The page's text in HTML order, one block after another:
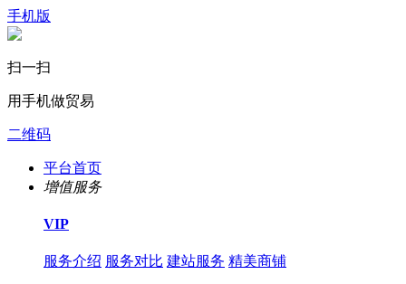
手机版
扫一扫
用手机做贸易
二维码
平台首页
增值服务
VIP
服务介绍 服务对比 建站服务 精美商铺